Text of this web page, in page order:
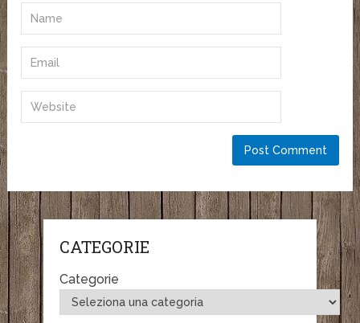
CATEGORIE
Categorie